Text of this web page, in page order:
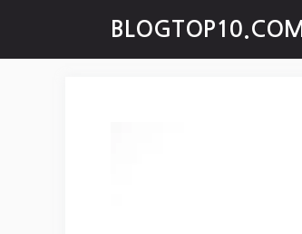
content
BLOGTOP10.COM